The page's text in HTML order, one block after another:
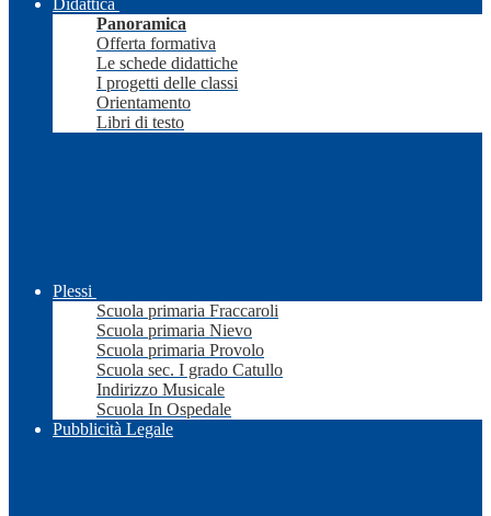
Didattica
Panoramica
Offerta formativa
Le schede didattiche
I progetti delle classi
Orientamento
Libri di testo
Plessi
Scuola primaria Fraccaroli
Scuola primaria Nievo
Scuola primaria Provolo
Scuola sec. I grado Catullo
Indirizzo Musicale
Scuola In Ospedale
Pubblicità Legale